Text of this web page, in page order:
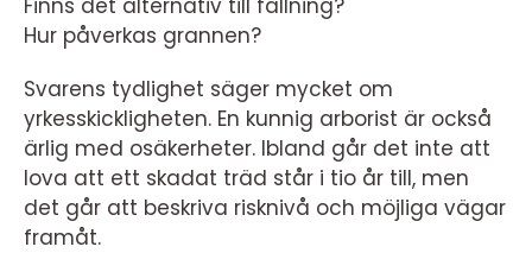
Hur påverkas grannen?
Svarens tydlighet säger mycket om
yrkesskickligheten. En kunnig arborist är också
ärlig med osäkerheter. Ibland går det inte att
lova att ett skadat träd står i tio år till, men
det går att beskriva risknivå och möjliga vägar
framåt.